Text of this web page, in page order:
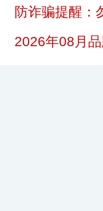
防诈骗提醒：
2026年08月